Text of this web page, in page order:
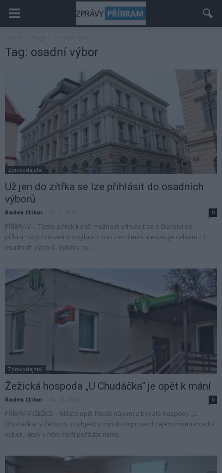
Tag: osadní výbor
Zpravodajství
Už jen do zítřka se lze přihlásit do osadních
výborů
Radek Ctibor 0
PŘÍBRAM – Tento pátek končí možnost přihlásit se o členství do
příbramských osadních výborů. Na území města existuje celkem 13
osadních výborů. Výbory by...
Zpravodajství
Žežická hospoda „U Chudáčka“ je opět k mání
Radek Ctibor 0
PŘÍBRAM/ŽEŽICE – Město opět hledá nájemce bývalé hospody „U
Chudáčka“ v Žežicích. O objekt v minulosti projevil zájem místní osadní
výbor, který v něm chtěl pořádat mimo...